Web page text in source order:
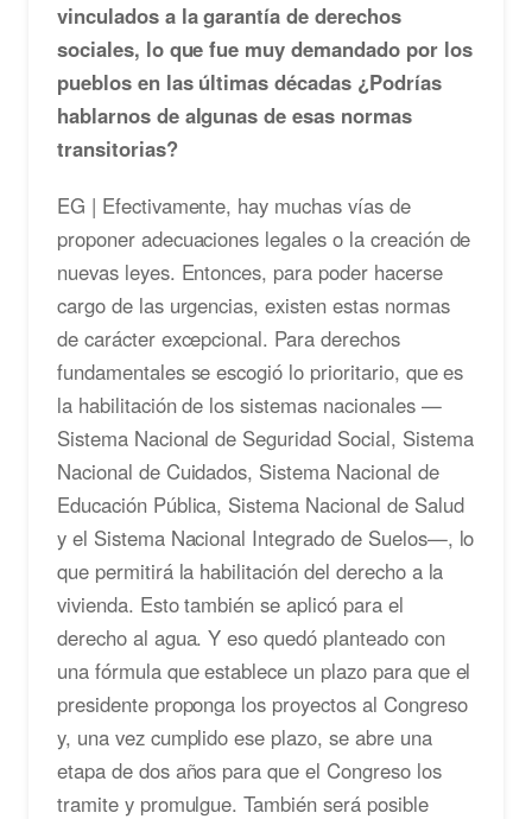
vinculados a la garantía de derechos
sociales, lo que fue muy demandado por los
pueblos en las últimas décadas ¿Podrías
hablarnos de algunas de esas normas
transitorias?
EG | Efectivamente, hay muchas vías de
proponer adecuaciones legales o la creación de
nuevas leyes. Entonces, para poder hacerse
cargo de las urgencias, existen estas normas
de carácter excepcional. Para derechos
fundamentales se escogió lo prioritario, que es
la habilitación de los sistemas nacionales —
Sistema Nacional de Seguridad Social, Sistema
Nacional de Cuidados, Sistema Nacional de
Educación Pública, Sistema Nacional de Salud
y el Sistema Nacional Integrado de Suelos—, lo
que permitirá la habilitación del derecho a la
vivienda. Esto también se aplicó para el
derecho al agua. Y eso quedó planteado con
una fórmula que establece un plazo para que el
presidente proponga los proyectos al Congreso
y, una vez cumplido ese plazo, se abre una
etapa de dos años para que el Congreso los
tramite y promulgue. También será posible